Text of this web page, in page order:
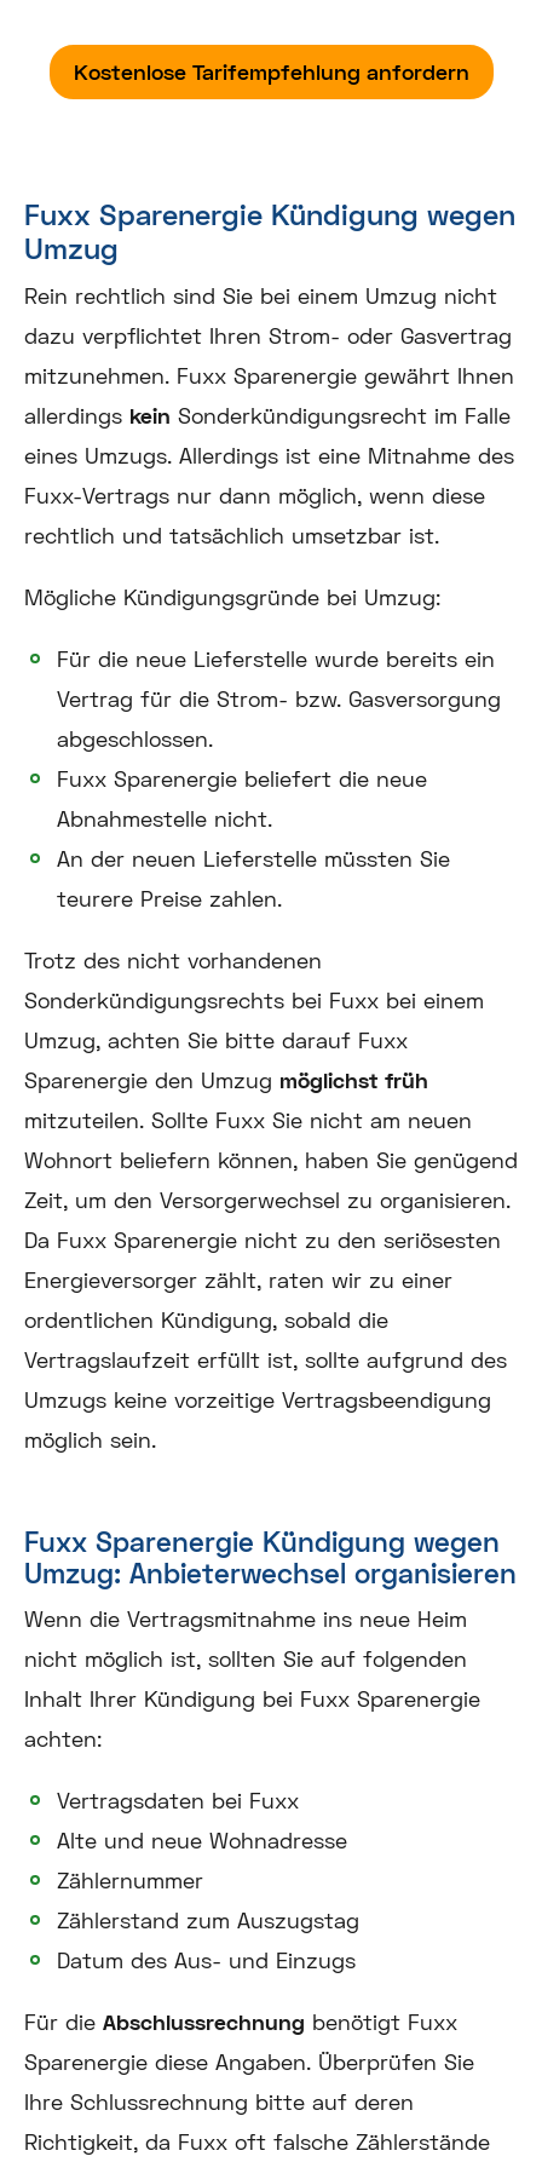
Kostenlose Tarifempfehlung anfordern
Fuxx Sparenergie Kündigung wegen
Umzug
Rein rechtlich sind Sie bei einem Umzug nicht
dazu verpflichtet Ihren Strom- oder Gasvertrag
mitzunehmen. Fuxx Sparenergie gewährt Ihnen
allerdings kein Sonderkündigungsrecht im Falle
eines Umzugs. Allerdings ist eine Mitnahme des
Fuxx-Vertrags nur dann möglich, wenn diese
rechtlich und tatsächlich umsetzbar ist.
Mögliche Kündigungsgründe bei Umzug:
Für die neue Lieferstelle wurde bereits ein
Vertrag für die Strom- bzw. Gasversorgung
abgeschlossen.
Fuxx Sparenergie beliefert die neue
Abnahmestelle nicht.
An der neuen Lieferstelle müssten Sie
teurere Preise zahlen.
Trotz des nicht vorhandenen
Sonderkündigungsrechts bei Fuxx bei einem
Umzug, achten Sie bitte darauf Fuxx
Sparenergie den Umzug möglichst früh
mitzuteilen. Sollte Fuxx Sie nicht am neuen
Wohnort beliefern können, haben Sie genügend
Zeit, um den Versorgerwechsel zu organisieren.
Da Fuxx Sparenergie nicht zu den seriösesten
Energieversorger zählt, raten wir zu einer
ordentlichen Kündigung, sobald die
Vertragslaufzeit erfüllt ist, sollte aufgrund des
Umzugs keine vorzeitige Vertragsbeendigung
möglich sein.
Fuxx Sparenergie Kündigung wegen
Umzug: Anbieterwechsel organisieren
Wenn die Vertragsmitnahme ins neue Heim
nicht möglich ist, sollten Sie auf folgenden
Inhalt Ihrer Kündigung bei Fuxx Sparenergie
achten:
Vertragsdaten bei Fuxx
Alte und neue Wohnadresse
Zählernummer
Zählerstand zum Auszugstag
Datum des Aus- und Einzugs
Für die Abschlussrechnung benötigt Fuxx
Sparenergie diese Angaben. Überprüfen Sie
Ihre Schlussrechnung bitte auf deren
Richtigkeit, da Fuxx oft falsche Zählerstände